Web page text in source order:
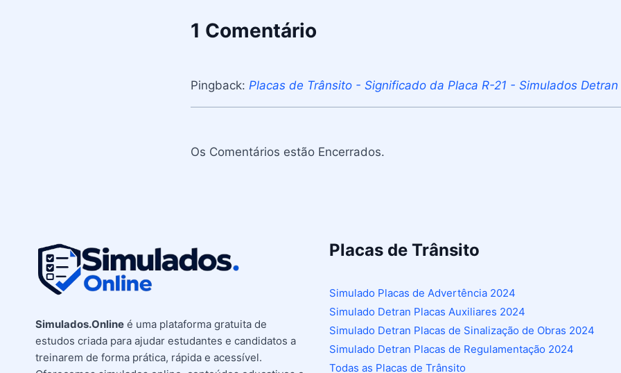
1 Comentário
Pingback: Placas de Trânsito - Significado da Placa R-21 - Simulados Detran
Os Comentários estão Encerrados.
Simulados.Online é uma plataforma gratuita de
estudos criada para ajudar estudantes e candidatos a
treinarem de forma prática, rápida e acessível.
Placas de Trânsito
Simulado Placas de Advertência 2024
Simulado Detran Placas Auxiliares 2024
Simulado Detran Placas de Sinalização de Obras 2024
Simulado Detran Placas de Regulamentação 2024
Todas as Placas de Trânsito